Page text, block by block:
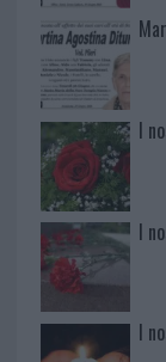
I
I
I